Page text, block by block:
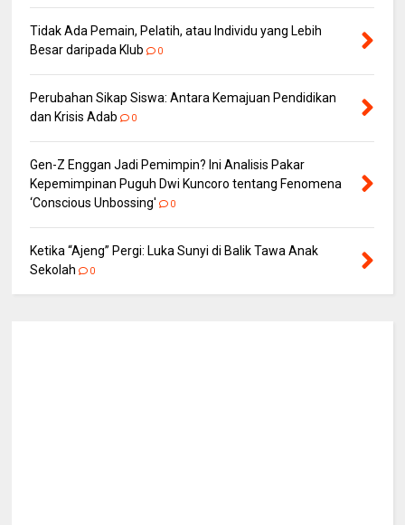
Tidak Ada Pemain, Pelatih, atau Individu yang Lebih
Besar daripada Klub
0
Perubahan Sikap Siswa: Antara Kemajuan Pendidikan
dan Krisis Adab
0
Gen-Z Enggan Jadi Pemimpin? Ini Analisis Pakar
Kepemimpinan Puguh Dwi Kuncoro tentang Fenomena
‘Conscious Unbossing'
0
Ketika “Ajeng” Pergi: Luka Sunyi di Balik Tawa Anak
Sekolah
0